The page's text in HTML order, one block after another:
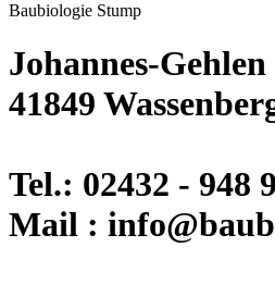
Baubiologie Stump
Johannes-Gehlen
41849
Tel.: 02432 - 948
Mail :